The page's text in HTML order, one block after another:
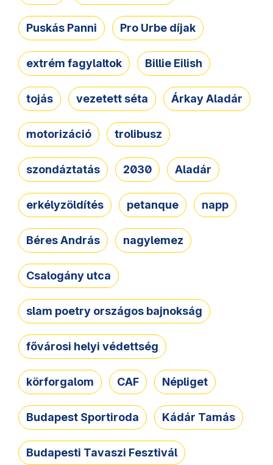
Puskás Panni Pro Urbe díjak
extrém fagylaltok Billie Eilish
tojás vezetett séta Árkay Aladár
motorizáció trolibusz
szondáztatás 2030 Aladár
erkélyzöldítés petanque napp
Béres András nagylemez
Csalogány utca
slam poetry országos bajnokság
fővárosi helyi védettség
körforgalom CAF Népliget
Budapest Sportiroda Kádár Tamás
Budapesti Tavaszi Fesztivál